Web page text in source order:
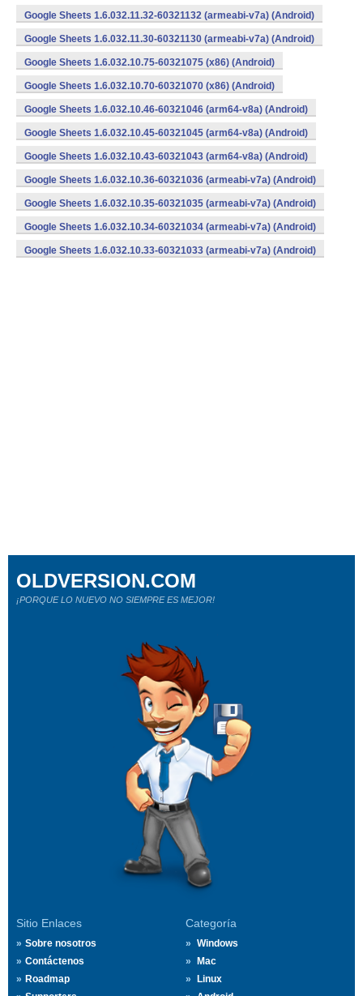
Google Sheets 1.6.032.11.32-60321132 (armeabi-v7a) (Android)
Google Sheets 1.6.032.11.30-60321130 (armeabi-v7a) (Android)
Google Sheets 1.6.032.10.75-60321075 (x86) (Android)
Google Sheets 1.6.032.10.70-60321070 (x86) (Android)
Google Sheets 1.6.032.10.46-60321046 (arm64-v8a) (Android)
Google Sheets 1.6.032.10.45-60321045 (arm64-v8a) (Android)
Google Sheets 1.6.032.10.43-60321043 (arm64-v8a) (Android)
Google Sheets 1.6.032.10.36-60321036 (armeabi-v7a) (Android)
Google Sheets 1.6.032.10.35-60321035 (armeabi-v7a) (Android)
Google Sheets 1.6.032.10.34-60321034 (armeabi-v7a) (Android)
Google Sheets 1.6.032.10.33-60321033 (armeabi-v7a) (Android)
Sitio Enlaces
Sobre nosotros
Contáctenos
Roadmap
Categoría
Windows
Mac
Linux
OLDVERSION.COM
¡PORQUE LO NUEVO NO SIEMPRE ES MEJOR!